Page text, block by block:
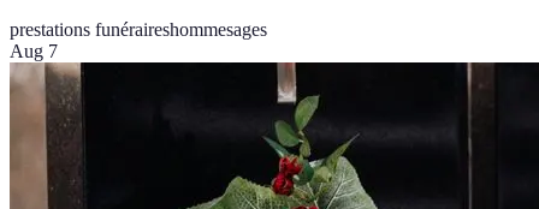
prestations funéraireshommesages
Aug 7